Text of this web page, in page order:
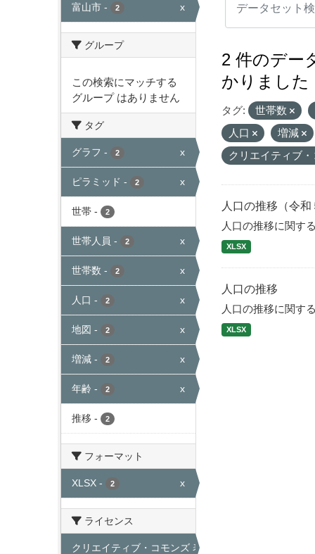
富山市 - 2 x
グループ
この検索にマッチする
グループ はありません
タグ
グラフ - 2 x
ピラミッド - 2 x
世帯 - 2
世帯人員 - 2 x
世帯数 - 2 x
人口 - 2 x
地図 - 2 x
増減 - 2 x
年齢 - 2 x
推移 - 2
フォーマット
XLSX - 2 x
ライセンス
クリエイティブ・コモンズ 表示
2 件のデー
かりました
タグ: 世帯数
人口
増減
クリエイティブ
人口の推移（令和
人口の推移に関す
XLSX
人口の推移
人口の推移に関す
XLSX